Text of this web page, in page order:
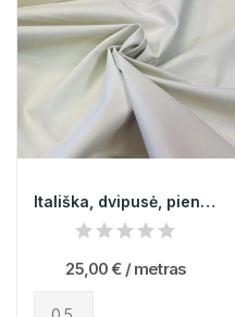
Itališka, dvipusė, pieno spalvos eko oda...
25,00 € / metras